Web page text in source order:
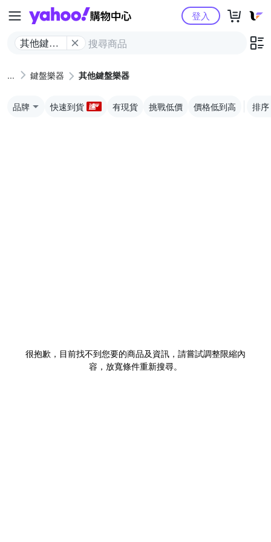
Yahoo購物中心
其他鍵盤
登入
鍵盤樂器 其他鍵盤樂器
品牌 快速到貨 有現貨 挑戰低價 價格低到高 排序
很抱歉，目前找不到您要的商品及資訊，請嘗試調整限縮內
容，放寬條件重新搜尋。